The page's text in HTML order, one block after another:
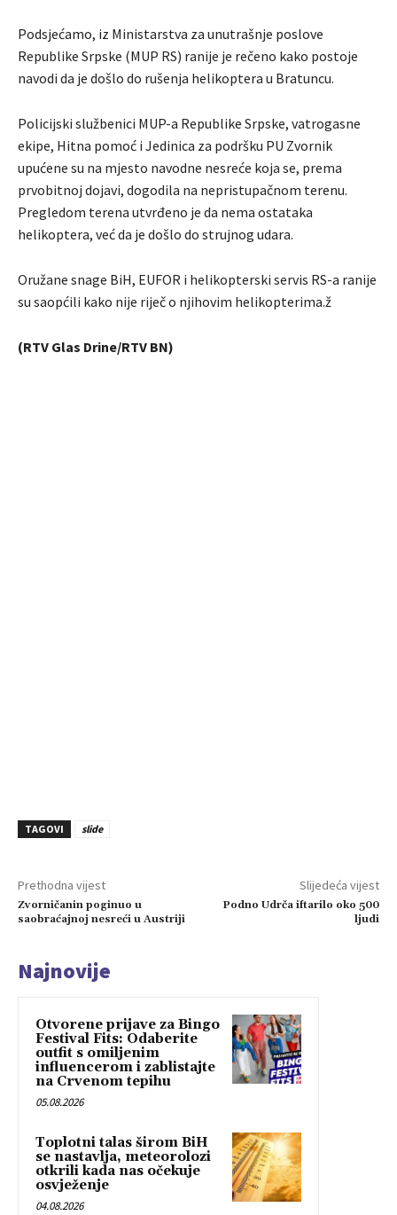
Podsjećamo, iz Ministarstva za unutrašnje poslove
Republike Srpske (MUP RS) ranije je rečeno kako postoje
navodi da je došlo do rušenja helikoptera u Bratuncu.
Policijski službenici MUP-a Republike Srpske, vatrogasne
ekipe, Hitna pomoć i Jedinica za podršku PU Zvornik
upućene su na mjesto navodne nesreće koja se, prema
prvobitnoj dojavi, dogodila na nepristupačnom terenu.
Pregledom terena utvrđeno je da nema ostataka
helikoptera, već da je došlo do strujnog udara.
Oružane snage BiH, EUFOR i helikopterski servis RS-a ranije
su saopćili kako nije riječ o njihovim helikopterima.ž
(RTV Glas Drine/RTV BN)
TAGOVI slide
Prethodna vijest
Zvorničanin poginuo u
saobraćajnoj nesreći u Austriji
Slijedeća vijest
Podno Udrča iftarilo oko 500
ljudi
Najnovije
Otvorene prijave za Bingo
Festival Fits: Odaberite
outfit s omiljenim
influencerom i zablistajte
na Crvenom tepihu
05.08.2026
Toplotni talas širom BiH
se nastavlja, meteorolozi
otkrili kada nas očekuje
osvježenje
04.08.2026